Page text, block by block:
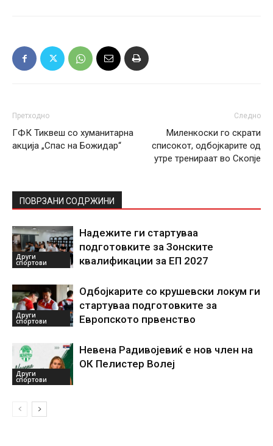
Претходно
ГФК Тиквеш со хуманитарна
акција „Спас на Божидар“
Следно
Миленкоски го скрати
списокот, одбојкарите од
утре тренираат во Скопје
ПОВРЗАНИ СОДРЖИНИ
Други
спортови
Надежите ги стартуваа
подготовките за Зонските
квалификации за ЕП 2027
Други
спортови
Одбојкарите со крушевски локум ги
стартуваа подготовките за
Европското првенство
Други
спортови
Невена Радивојевиќ е нов член на
ОК Пелистер Волеј